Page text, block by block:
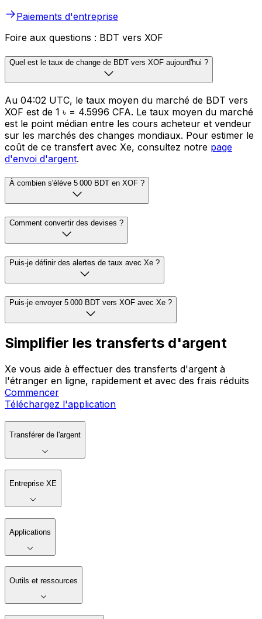
Paiements d'entreprise
Foire aux questions : BDT vers XOF
Quel est le taux de change de BDT vers XOF aujourd'hui ?
Au 04:02 UTC, le taux moyen du marché de BDT vers
XOF est de 1 ৳ = 4.5996 CFA. Le taux moyen du marché
est le point médian entre les cours acheteur et vendeur
sur les marchés des changes mondiaux. Pour estimer le
coût de ce transfert avec Xe, consultez notre page
d'envoi d'argent.
À combien s'élève 5 000 BDT en XOF ?
Comment convertir des devises ?
Puis-je définir des alertes de taux avec Xe ?
Puis-je envoyer 5 000 BDT vers XOF avec Xe ?
Simplifier les transferts d'argent
Xe vous aide à effectuer des transferts d'argent à
l'étranger en ligne, rapidement et avec des frais réduits
Commencer
Téléchargez l'application
Transférer de l'argent
Entreprise XE
Applications
Outils et ressources